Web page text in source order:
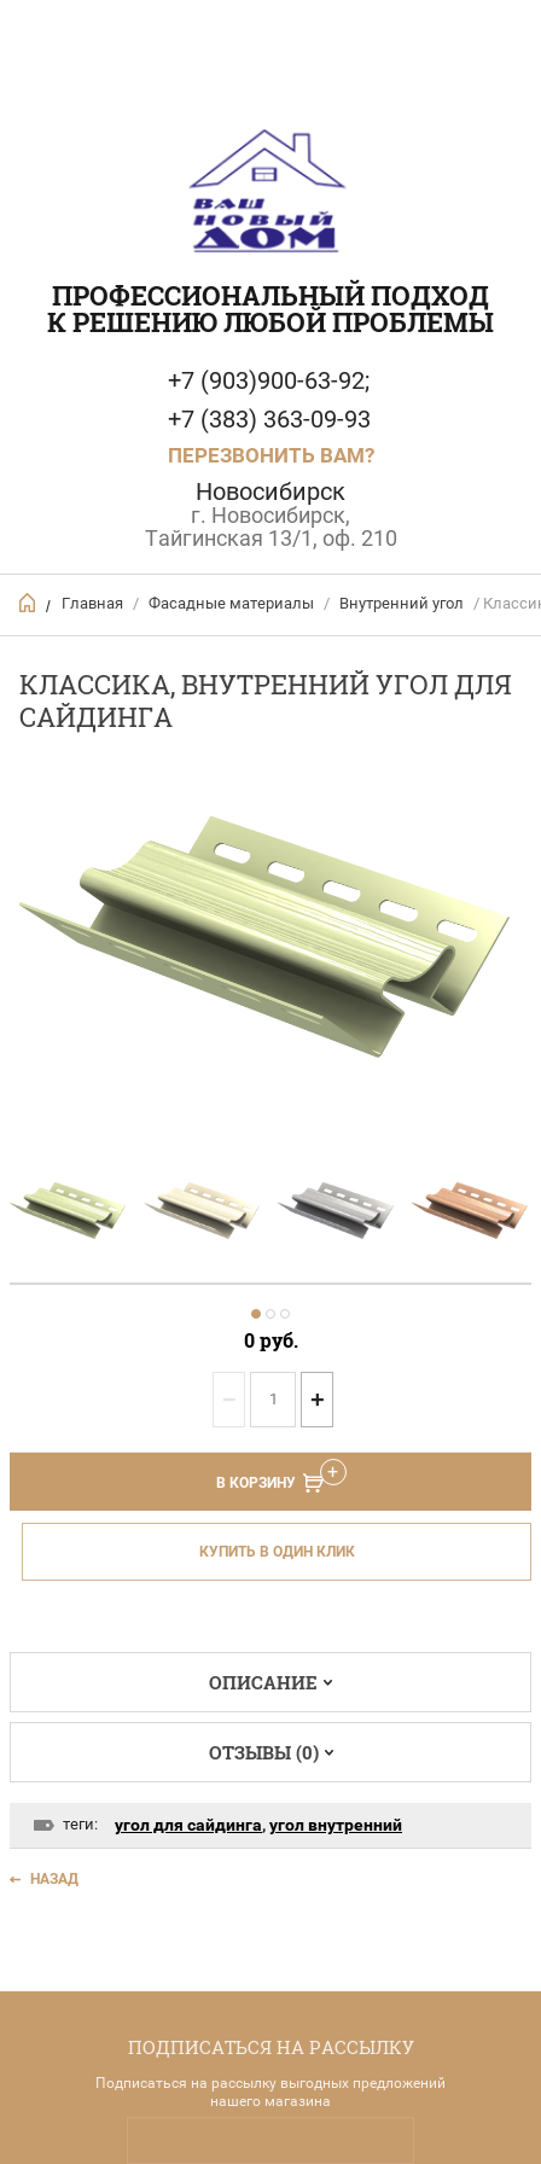
ПРОФЕССИОНАЛЬНЫЙ ПОДХОД
К РЕШЕНИЮ ЛЮБОЙ ПРОБЛЕМЫ
+7 (903)900-63-92;
+7 (383) 363-09-93
ПЕРЕЗВОНИТЬ ВАМ?
Новосибирск
г. Новосибирск,
Тайгинская 13/1, оф. 210
/ Главная / Фасадные материалы / Внутренний угол /
КЛАССИКА, ВНУТРЕННИЙ УГОЛ ДЛЯ
САЙДИНГА
0руб.
− +
В КОРЗИНУ
КУПИТЬ В ОДИН КЛИК
ОПИСАНИЕ
ОТЗЫВЫ (0)
теги: угол для сайдинга,угол внутренний
НАЗАД
ПОДПИСАТЬСЯ НА РАССЫЛКУ
Подписаться на рассылку выгодных предложений
нашего магазина